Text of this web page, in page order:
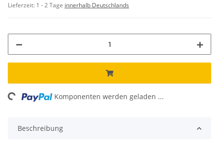
Lieferzeit: 1 - 2 Tage innerhalb Deutschlands
Komponenten werden geladen ...
Beschreibung